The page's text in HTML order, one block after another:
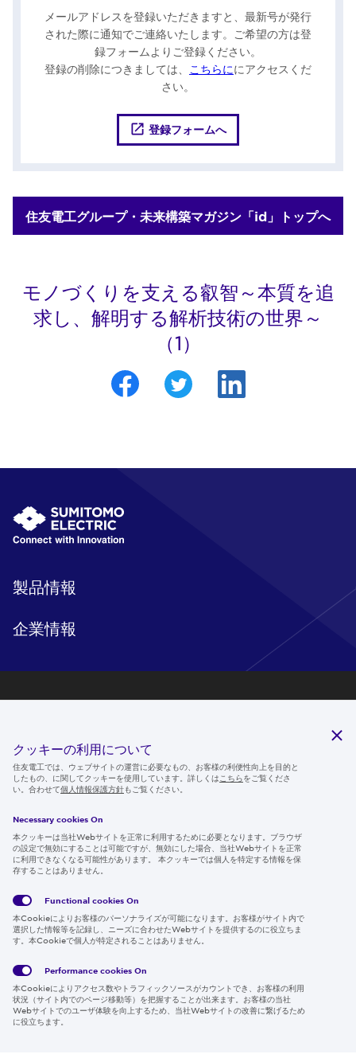
メールアドレスを登録いただきますと、最新号が発行
された際に通知でご連絡いたします。ご希望の方は登
録フォームよりご登録ください。
登録の削除につきましては、
こちらににアクセスくだ
さい。
登録フォームへ
住友電工グループ・未来構築マガジン「id」トップへ
モノづくりを支える叡智～本質を追
求し、解明する解析技術の世界～
（1）
製品情報
企業情報
ニュースルーム
IR情報
採用情報
Global
Policy
サイト
約
Region & Language:
Japan | JP
クッキーの利用について
住友電工では、ウェブサイトの運営に必要なもの、お客様の利便性向上を目的と
したもの、に関してクッキーを使用しています。詳しくは こちらをご覧くださ
い。合わせて個人情報保護方針もご覧ください。
Necessary cookies On
本クッキーは当社Webサイトを正常に利用するために必要となります。ブラウザ
の設定で無効にすることは可能ですが、無効にした場合、当社Webサイトを正常
に利用できなくなる可能性があります。 本クッキーでは個人を特定する情報を保
存することはありません。
Functional cookies On
本Cookieによりお客様のパーソナライズが可能になります。お客様がサイト内で
選択した情報等を記録し、ニーズに合わせたWebサイトを提供するのに役立ちま
す。本Cookieで個人が特定されることはありません。
Performance cookies On
本Cookieによりアクセス数やトラフィックソースがカウントでき、お客様の利用
状況（サイト内でのページ移動等）を把握することが出来ます。お客様の当社
Webサイトでのユーザ体験を向上するため、当社Webサイトの改善に繋げるため
に役立ちます。